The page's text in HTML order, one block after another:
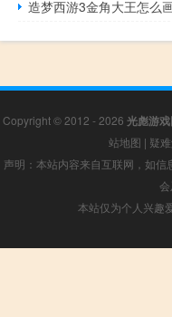
造梦西游3金角大王怎么
Copyright © 2012 - 2026 光彪游
站地图 | 疑
声明：本站内容来自互联网，如
本站仅为个人兴趣